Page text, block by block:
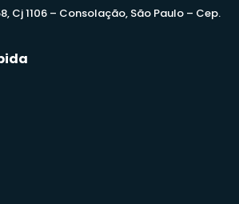
Cj 1106 – Consolação, São Paulo – Cep.